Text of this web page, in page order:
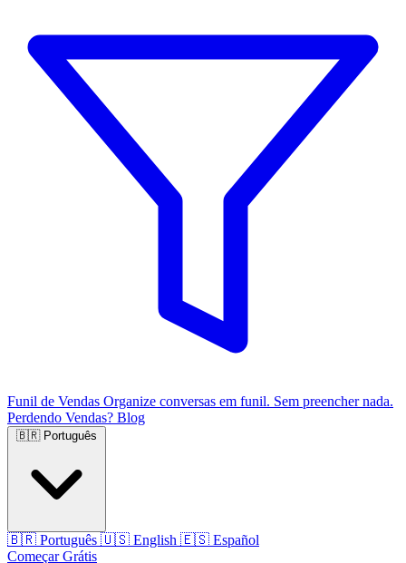
Funil de Vendas Organize conversas em funil. Sem preencher nada.
Perdendo Vendas? Blog
🇧🇷 Português
🇧🇷 Português 🇺🇸 English 🇪🇸 Español
Começar Grátis